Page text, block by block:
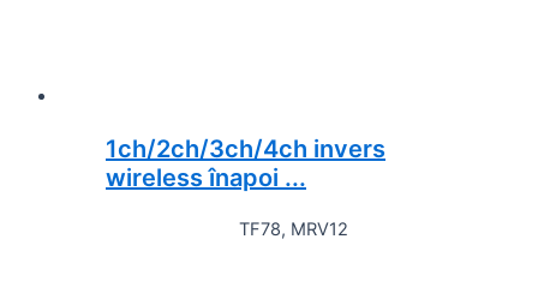
1ch/2ch/3ch/4ch invers
wireless înapoi ...
TF78, MRV12